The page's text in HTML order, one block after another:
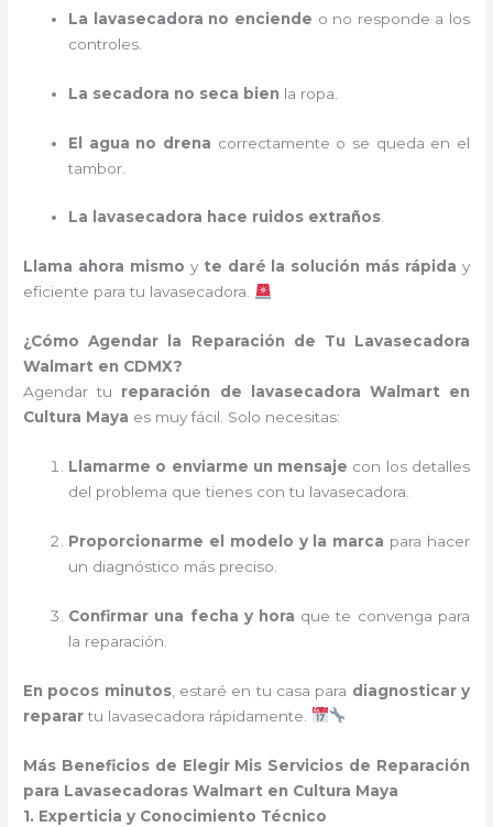
La lavasecadora no enciende o no responde a los
controles.
La secadora no seca bien la ropa.
El agua no drena correctamente o se queda en el
tambor.
La lavasecadora hace ruidos extraños.
Llama ahora mismo y te daré la solución más rápida y
eficiente para tu lavasecadora.
¿Cómo Agendar la Reparación de Tu Lavasecadora
Walmart en CDMX?
Agendar tu reparación de lavasecadora Walmart en
Cultura Maya es muy fácil. Solo necesitas:
Llamarme o enviarme un mensaje con los detalles
del problema que tienes con tu lavasecadora.
Proporcionarme el modelo y la marca para hacer
un diagnóstico más preciso.
Confirmar una fecha y hora que te convenga para
la reparación.
En pocos minutos, estaré en tu casa para diagnosticar y
reparartu lavasecadora rápidamente.
Más Beneficios de Elegir Mis Servicios de Reparación
para Lavasecadoras Walmart en Cultura Maya
1. Experticia y Conocimiento Técnico